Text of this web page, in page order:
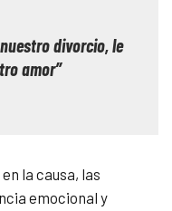
divorcio, le
amor”
la causa, las
emocional y